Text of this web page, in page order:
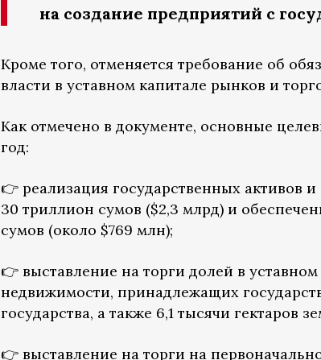
на создание предприятий с
Кроме того, отменяется требование об
власти в уставном капитале рынков и
Как отмечено в документе, основные
год:
👉 реализация государственных активов
30 триллион сумов ($2,3 млрд) и
сумов (около $769 млн);
👉 выставление на торги долей в
недвижимости, принадлежащих
государства, а также 6,1 тысячи гектаров
👉 выставление на торги на